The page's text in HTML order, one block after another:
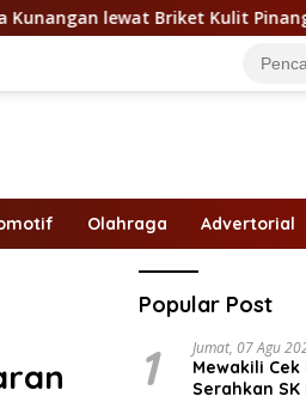
Kulit Pinang* Briket
Olahraga Advertorial
Popular Post
1 Jumat, 07 Agu
Mewakili
Serahkan SK